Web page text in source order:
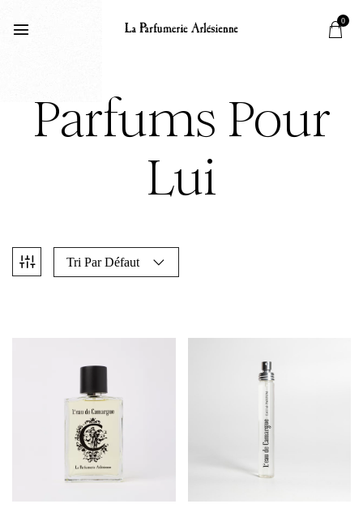
0
Parfums Pour
Lui
Tri Par Défaut